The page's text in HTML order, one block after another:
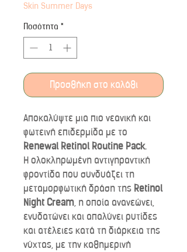
Skin Summer Days
Ποσότητα *
Προσθήκη στο καλάθι
Αποκαλύψτε μια πιο νεανική και
φωτεινή επιδερμίδα με το
Renewal Retinol Routine Pack.
Η ολοκληρωμένη αντιγηραντική
φροντίδα που συνδυάζει τη
μεταμορφωτική δράση της Retinol
Night Cream, η οποία ανανεώνει,
ενυδατώνει και απαλύνει ρυτίδες
και ατέλειες κατά τη διάρκεια της
νύχτας, με την καθημερινή